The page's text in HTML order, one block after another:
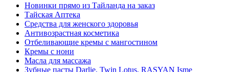
Новинки прямо из Тайланда на заказ
Тайская Аптека
Средства для женского здоровья
Антивозрастная косметика
Отбеливающие кремы с мангостином
Кремы с нони
Масла для массажа
Зубные пасты Darlie, Twin Lotus, RASYAN Isme